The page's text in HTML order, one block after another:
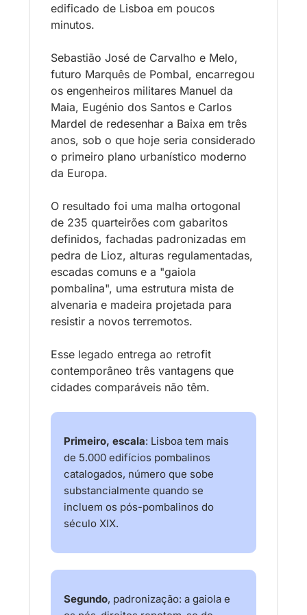
edificado de Lisboa em poucos
minutos.
Sebastião José de Carvalho e Melo,
futuro Marquês de Pombal, encarregou
os engenheiros militares Manuel da
Maia, Eugénio dos Santos e Carlos
Mardel de redesenhar a Baixa em três
anos, sob o que hoje seria considerado
o primeiro plano urbanístico moderno
da Europa.
O resultado foi uma malha ortogonal
de 235 quarteirões com gabaritos
definidos, fachadas padronizadas em
pedra de Lioz, alturas regulamentadas,
escadas comuns e a "gaiola
pombalina", uma estrutura mista de
alvenaria e madeira projetada para
resistir a novos terremotos.
Esse legado entrega ao retrofit
contemporâneo três vantagens que
cidades comparáveis não têm.
Primeiro, escala: Lisboa tem mais
de 5.000 edifícios pombalinos
catalogados, número que sobe
substancialmente quando se
incluem os pós-pombalinos do
século XIX.
Segundo, padronização: a gaiola e